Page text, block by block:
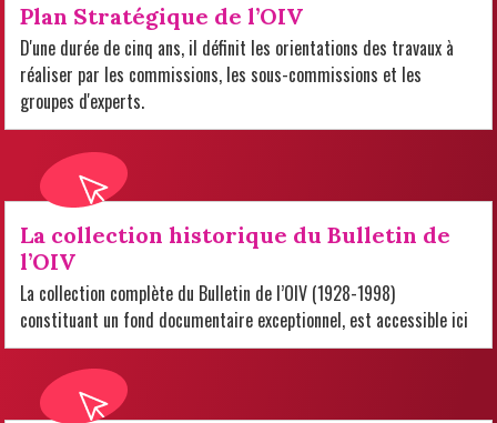
Plan Stratégique de l’OIV
D'une durée de cinq ans, il définit les orientations des travaux à
réaliser par les commissions, les sous-commissions et les
groupes d'experts.
La collection historique du Bulletin de
l’OIV
La collection complète du Bulletin de l’OIV (1928-1998)
constituant un fond documentaire exceptionnel, est accessible ici